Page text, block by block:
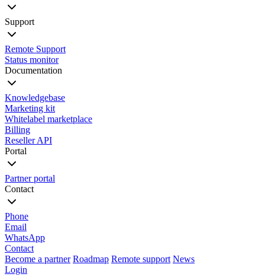
Support
Remote Support
Status monitor
Documentation
Knowledgebase
Marketing kit
Whitelabel marketplace
Billing
Reseller API
Portal
Partner portal
Contact
Phone
Email
WhatsApp
Contact
Become a partner Roadmap Remote support News
Login